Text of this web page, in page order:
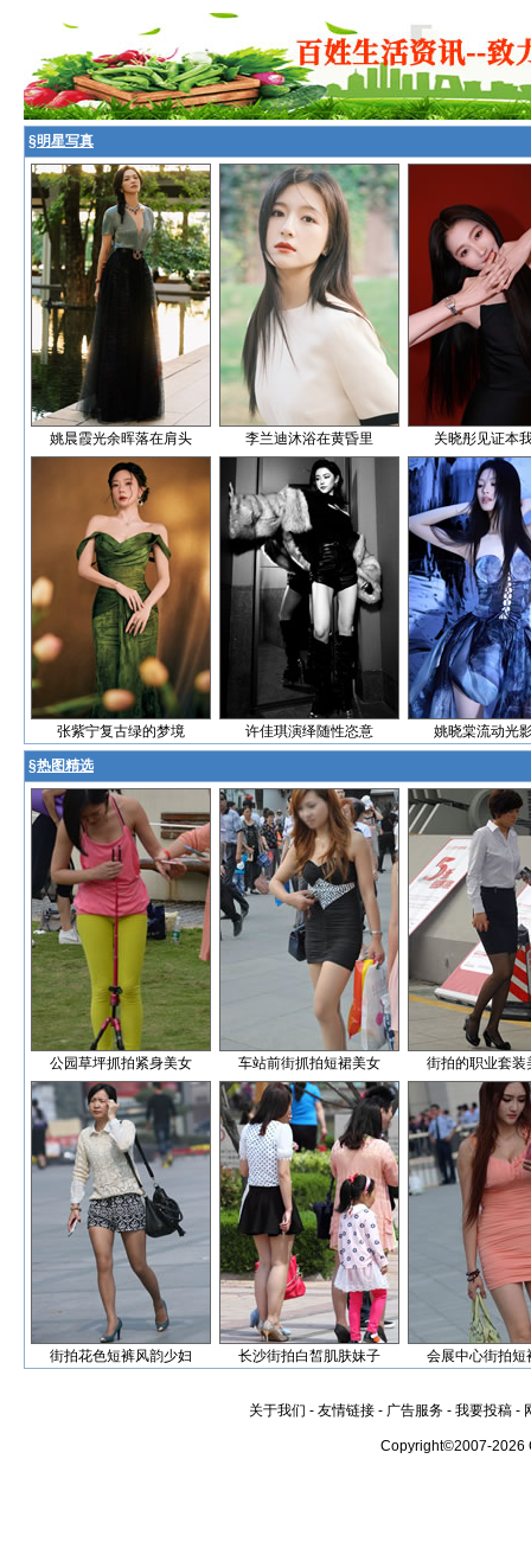
§明星写真
姚晨霞光余晖落在肩头 李兰迪沐浴在黄昏里 关晓彤见证本
张紫宁复古绿的梦境 许佳琪演绎随性恣意 姚晓棠流动光
§热图精选
公园草坪抓拍紧身美女 车站前街抓拍短裙美女 街拍的职业套装
街拍花色短裤风韵少妇 长沙街拍白皙肌肤妹子 会展中心街拍短
关于我们 - 友情链接 - 广告服务 - 我要投稿 -
Copyright©2007-2026